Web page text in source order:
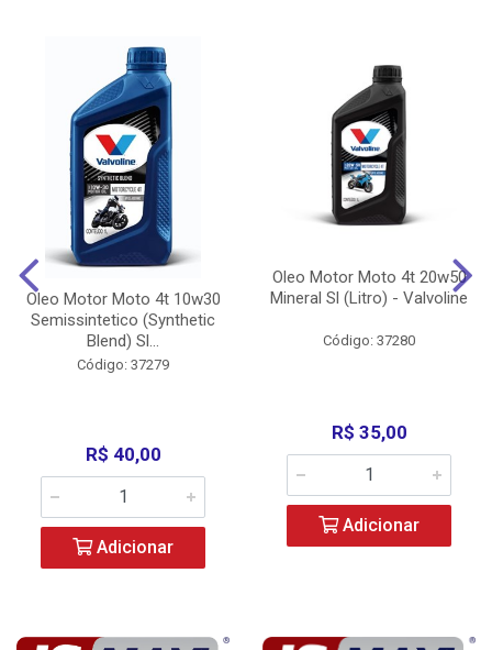
Oleo Motor Moto 4t 10w30
Semissintetico (Synthetic
Blend) Sl...
Código: 37279
R$ 40,00
Adicionar
Oleo Motor Moto 4t 20w50
Mineral Sl (Litro) - Valvoline
Código: 37280
R$ 35,00
Adicionar